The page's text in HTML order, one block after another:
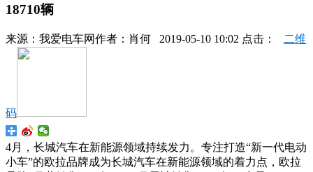
18710辆
来源： 我爱电车网作者： 肖何 2019-05-10 10:02 点击： 二维
码
4月，长城汽车在新能源领域持续发力。专注打造“新一代电动
小车”的欧拉品牌成为长城汽车在新能源领域的着力点，欧拉